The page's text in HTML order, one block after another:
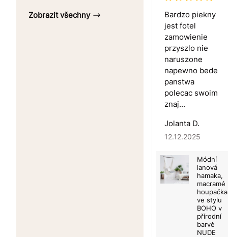
Zobrazit všechny
Bardzo piekny
jest fotel
zamowienie
przyszlo nie
naruszone
napewno bede
panstwa
polecac swoim
znaj...
Jolanta D.
12.12.2025
Módní
lanová
hamaka,
macramé
houpačka
ve stylu
BOHO v
přírodní
barvě
NUDE